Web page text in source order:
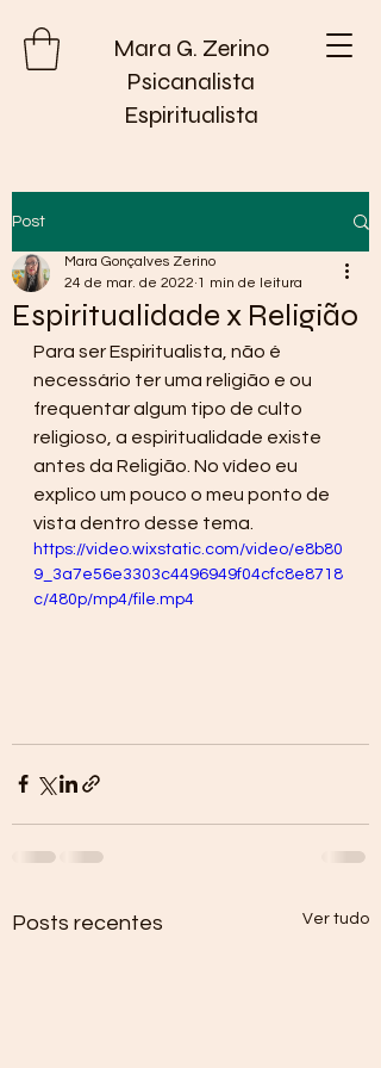
Mara G. Zerino
Psicanalista
Espiritualista
Post
Espiritualidade x Religião
Mara Gonçalves Zerino
24 de mar. de 2022 1 min de leitura
Para ser Espiritualista, não é
necessário ter uma religião e ou
frequentar algum tipo de culto
religioso, a espiritualidade existe
antes da Religião. No vídeo eu
explico um pouco o meu ponto de
vista dentro desse tema.
https://video.wixstatic.com/video/e8b80
9_3a7e56e3303c4496949f04cfc8e8718
c/480p/mp4/file.mp4
Posts recentes Ver tudo